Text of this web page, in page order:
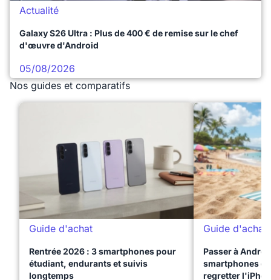
Actualité
Galaxy S26 Ultra : Plus de 400 € de remise sur le chef
d'œuvre d'Android
05/08/2026
Nos guides et comparatifs
Guide d'achat
Rentrée 2026 : 3 smartphones pour
étudiant, endurants et suivis
longtemps
Guide d'achat
Passer à
smartphones
regretter